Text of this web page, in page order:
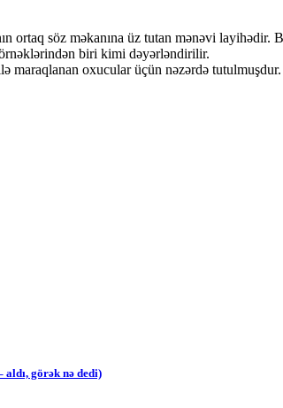
söz məkanına üz tutan mənəvi layihədir.
örnəklərindən biri kimi dəyərləndirilir.
maraqlanan oxucular üçün nəzərdə tutulmuşdur.
görək nə dedi)